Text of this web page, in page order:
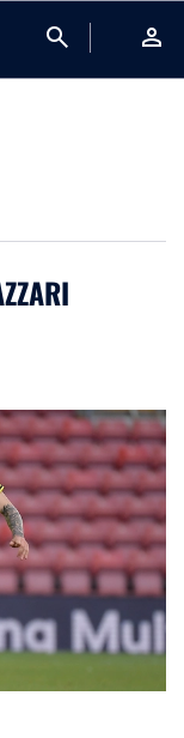
search person